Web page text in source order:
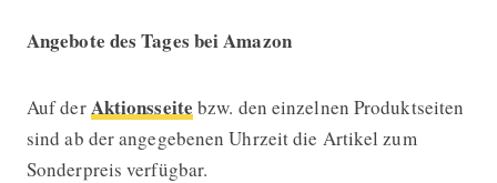
Angebote des Tages bei Amazon
Auf derAktionsseite bzw. den einzelnen Produktseiten
sind ab der angegebenen Uhrzeit die Artikel zum
Sonderpreis verfügbar.